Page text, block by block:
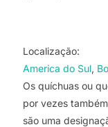
Localização:
America do Sul
Os quíchuas ou
por vezes
são uma